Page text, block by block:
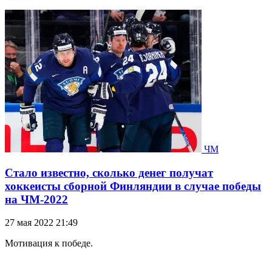
ЧМ
Стало известно, сколько денег получат
хоккеисты сборной Финляндии в случае победы
на ЧМ-2022
27 мая 2022 21:49
Мотивация к победе.